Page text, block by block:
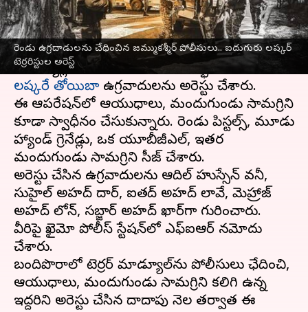
రెండు ఉగ్రదాడులను చేధించిన జమ్ముకశ్మీర్ పోలీసులు.. ఐదుగురు లష్కర్
టెర్రరిస్టుల అరెస్ట్
ఈ వార్తాకథనం ఏంటి
జమ్ముకశ్మీర్‌లో కుల్గాం పోలీసులు రెండు టెర్రర్
మాడ్యూళ్లను చేధించారు. ఈ సందర్భంగా ఐదుగురు
లష్కరే తోయిబా ఉగ్రవాదులను అరెస్టు చేశారు.
ఈ ఆపరేషన్‌లో ఆయుధాలు, మందుగుండు సామగ్రిని
కూడా స్వాధీనం చేసుకున్నారు. రెండు పిస్టల్స్, మూడు
హ్యాండ్ గ్రెనేడ్లు, ఒక యూబీజీఎల్, ఇతర
మందుగుండు సామగ్రిని సీజ్ చేశారు.
అరెస్టు చేసిన ఉగ్రవాదులను ఆదిల్ హుస్సేన్ వనీ,
సుహైల్ అహ్మద్ దార్, ఐత్మద్ అహ్మద్ లావే, మెహ్రాజ్
అహ్మద్ లోన్, సబ్జార్ అహ్మద్ ఖార్‌గా గురించారు.
వీరిపై ఖైమో పోలీస్ స్టేషన్‌లో ఎఫ్‌ఐఆర్ నమోదు
చేశారు.
బందిపొరాలో టెర్రర్ మాడ్యూల్‌ను పోలీసులు ఛేదించి,
ఆయుధాలు, మందుగుండు సామగ్రిని కలిగి ఉన్న
ఇద్దరిని అరెస్టు చేసిన దాదాపు నెల తర్వాత ఈ